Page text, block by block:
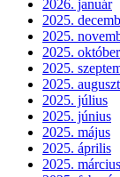
2026. január
2025.
2025.
2025. október
2025.
2025.
2025. július
2025. június
2025. május
2025. április
2025. március